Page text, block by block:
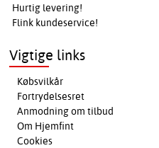
Hurtig levering!
Flink kundeservice!
Vigtige links
Købsvilkår
Fortrydelsesret
Anmodning om tilbud
Om Hjemfint
Cookies